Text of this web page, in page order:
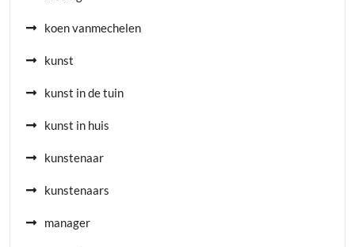
koen vanmechelen
kunst
kunst in de tuin
kunst in huis
kunstenaar
kunstenaars
manager